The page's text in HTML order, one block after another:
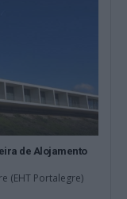
de Alojamento
(EHT Portalegre)